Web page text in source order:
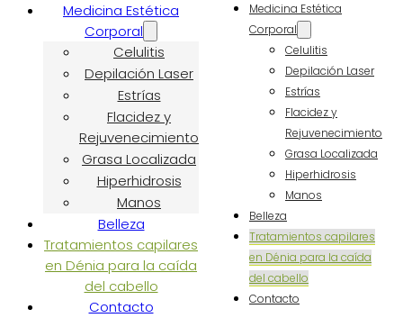
Medicina Estética
Corporal
Celulitis
Depilación Laser
Estrías
Flacidez y
Rejuvenecimiento
Grasa Localizada
Hiperhidrosis
Manos
Belleza
Tratamientos capilares
en Dénia para la caída
del cabello
Contacto
Medicina Estética
Corporal
Celulitis
Depilación Laser
Estrías
Flacidez y
Rejuvenecimiento
Grasa Localizada
Hiperhidrosis
Manos
Belleza
Tratamientos capilares
en Dénia para la caída
del cabello
Contacto